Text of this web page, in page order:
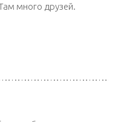
много друзей.